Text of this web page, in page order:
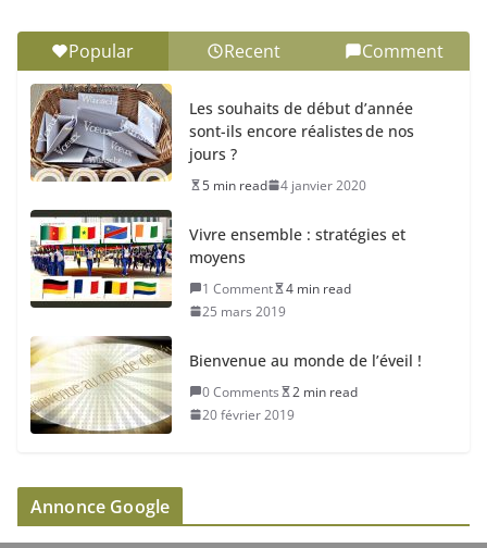
Popular Recent Comment
Les souhaits de début d’année
sont-ils encore réalistes de nos
jours ?
5 min read 4 janvier 2020
Vivre ensemble : stratégies et
moyens
1 Comment
4 min read
25 mars 2019
Bienvenue au monde de l’éveil !
0 Comments
2 min read
20 février 2019
Annonce Google